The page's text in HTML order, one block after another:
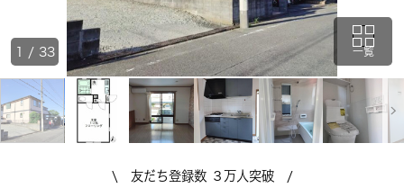
一覧
1 / 33
\ 友だち登録数 ３万人突破 /